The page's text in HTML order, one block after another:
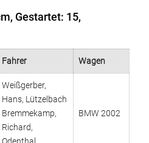
Gestartet: 15,
Fahrer Wagen
Weißgerber,
Hans, Lützelbach
Bremmekamp,
Richard,
BMW 2002